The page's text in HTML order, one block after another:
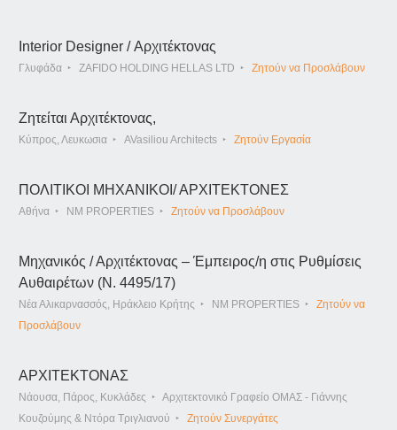
Interior Designer / Αρχιτέκτονας
Γλυφάδα ZAFIDO HOLDING HELLAS LTD Ζητούν να Προσλάβουν
Ζητείται Αρχιτέκτονας,
Κύπρος, Λευκωσια AVasiliou Architects Ζητούν Εργασία
ΠΟΛΙΤΙΚΟΙ ΜΗΧΑΝΙΚΟΙ/ ΑΡΧΙΤΕΚΤΟΝΕΣ
Αθήνα NM PROPERTIES Ζητούν να Προσλάβουν
Μηχανικός / Αρχιτέκτονας – Έμπειρος/η στις Ρυθμίσεις
Αυθαιρέτων (Ν. 4495/17)
Νέα Αλικαρνασσός, Ηράκλειο Κρήτης NM PROPERTIES
Ζητούν να
Προσλάβουν
ΑΡΧΙΤΕΚΤΟΝΑΣ
Νάουσα, Πάρος, Κυκλάδες
Αρχιτεκτονικό Γραφείο ΟΜΑΣ - Γιάννης
Κουζούμης & Ντόρα Τριγλιανού
Ζητούν Συνεργάτες